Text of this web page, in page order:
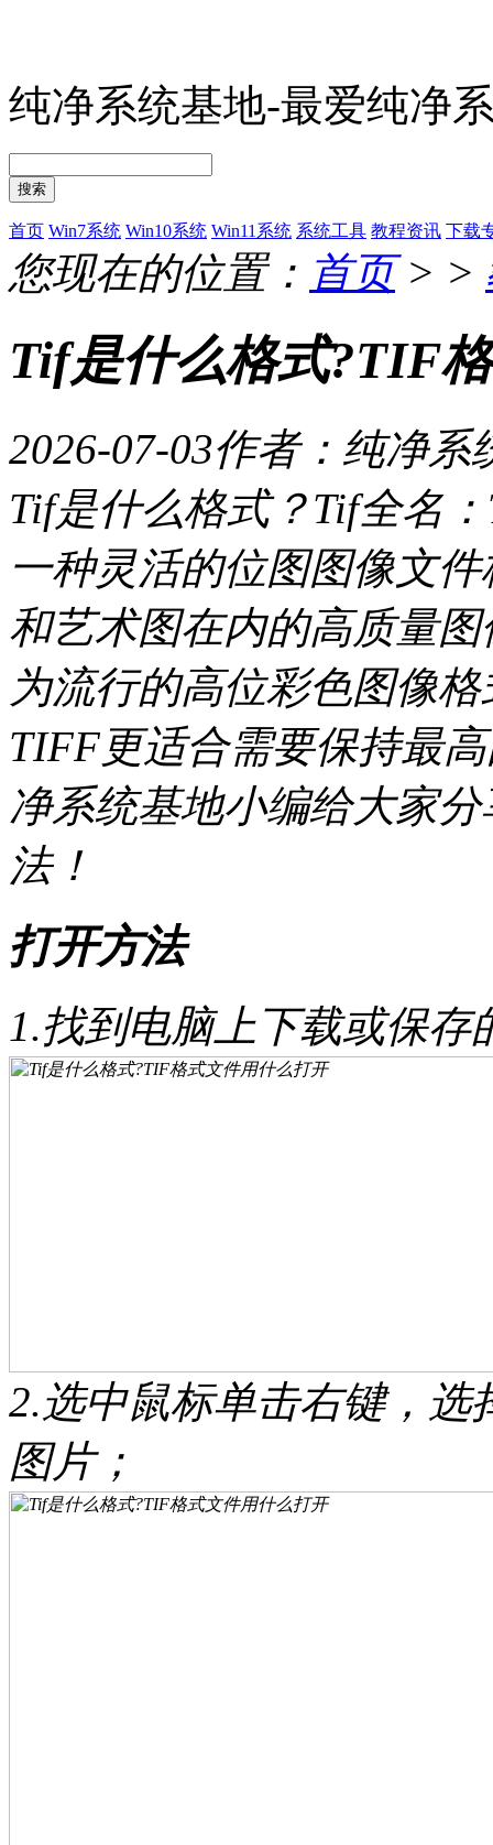
纯净系统基地-最爱纯净
搜索
首页 Win7系统 Win10系统 Win11系统 系统工具 教程资讯 下载
您现在的位置： 首页> >
Tif是什么格式?TIF
2026-07-03作者：纯净系
Tif是什么格式？Tif全名：
一种灵活的位图图像文
和艺术图在内的高质量
为流行的高位彩色图像
TIFF更适合需要保持最
净系统基地小编给大家
法！
打开方法
1.找到电脑上下载或保存
2.选中鼠标单击右键，选
图片；